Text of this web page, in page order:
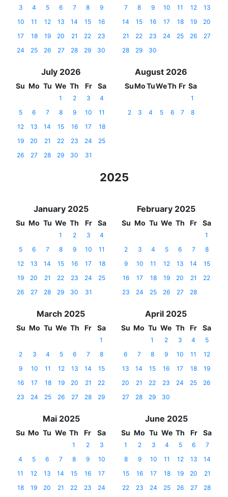
3
4 5 6 7 8
9
10
11 12 13 14 15
16
17
18 19 20 21 22
23
24
25 26 27 28 29 30
7
8 9 10 11 12
13
14
15 16 17 18 19
20
21
22 23 24 25 26
27
28
29 30
July 2026
Su Mo Tu We Th Fr Sa
1 2 3
4
5
6 7 8 9 10
11
12
13 14 15 16 17
18
19
20 21 22 23 24
25
26
27 28 29 30 31
August 2026
SuMoTuWeTh Fr Sa
1
2
3 4 5 6 7 8
2025
January 2025
Su Mo Tu We Th Fr Sa
1 2 3
4
5
6 7 8 9 10
11
12
13 14 15 16 17
18
19
20 21 22 23 24
25
26
27 28 29 30 31
February 2025
Su Mo Tu We Th Fr Sa
1
2
3 4 5 6 7
8
9
10 11 12 13 14
15
16
17 18 19 20 21
22
23
24 25 26 27 28
March 2025
Su Mo Tu We Th Fr Sa
1
2
3 4 5 6 7
8
9
10 11 12 13 14
15
16
17 18 19 20 21
22
23
24 25 26 27 28 29
April 2025
Su Mo Tu We Th Fr Sa
1 2 3 4
5
6
7 8 9 10 11
12
13
14 15 16 17 18
19
20
21 22 23 24 25
26
27
28 29 30
Mai 2025
Su Mo Tu We Th Fr Sa
1 2
3
4
5 6 7 8 9
10
11
12 13 14 15 16
17
18
19 20 21 22 23
24
June 2025
Su Mo Tu We Th Fr Sa
1 2 3 4 5 6
7
8
9 10 11 12 13
14
15
16 17 18 19 20
21
22
23 24 25 26 27
28